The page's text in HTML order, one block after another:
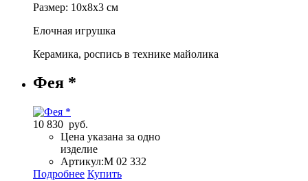
Размер: 10х8х3 см
Елочная игрушка
Керамика, роспись в технике майолика
Фея *
10 830 руб.
Цена указана за одно
изделие
Артикул:М 02 332
Подробнее Купить